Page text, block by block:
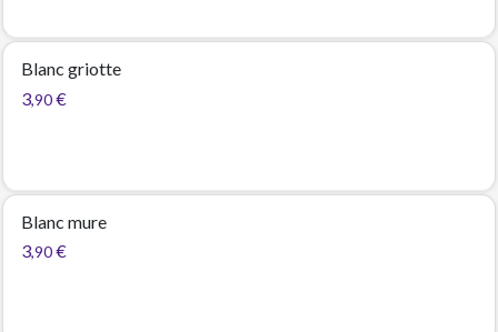
Blanc griotte
3,90 €
Blanc mure
3,90 €